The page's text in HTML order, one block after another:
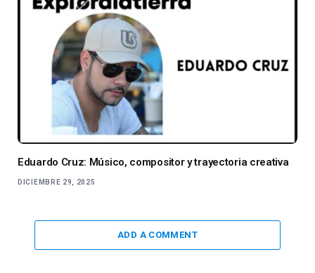
Eduardo Cruz: Músico, compositor y trayectoria creativa
DICIEMBRE 29, 2025
ADD A COMMENT